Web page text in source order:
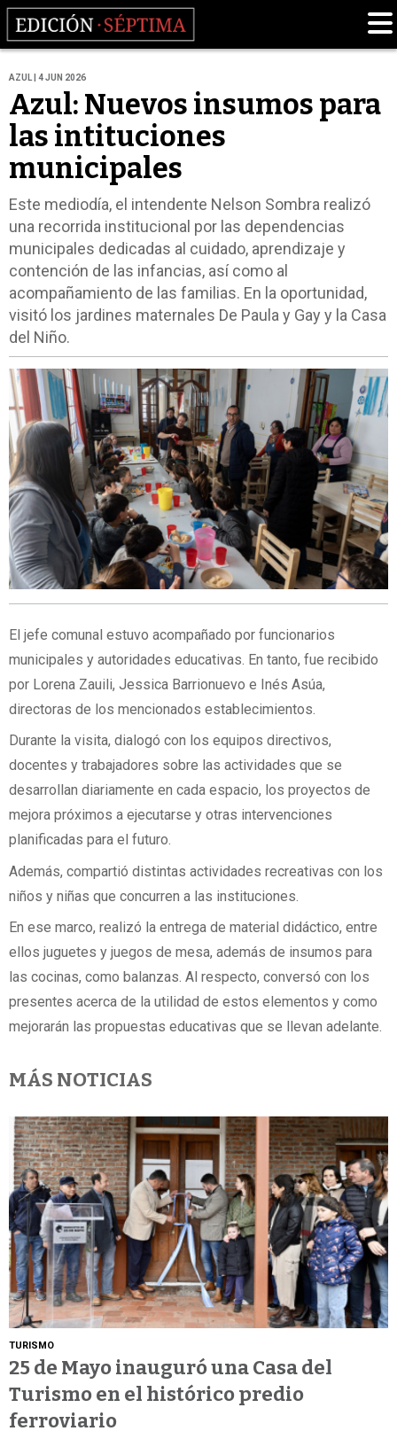
AZUL | 4 JUN 2026
Azul: Nuevos insumos para
las intituciones
municipales
Este mediodía, el intendente Nelson Sombra realizó
una recorrida institucional por las dependencias
municipales dedicadas al cuidado, aprendizaje y
contención de las infancias, así como al
acompañamiento de las familias. En la oportunidad,
visitó los jardines maternales De Paula y Gay y la Casa
del Niño.
El jefe comunal estuvo acompañado por funcionarios
municipales y autoridades educativas. En tanto, fue recibido
por Lorena Zauili, Jessica Barrionuevo e Inés Asúa,
directoras de los mencionados establecimientos.
Durante la visita, dialogó con los equipos directivos,
docentes y trabajadores sobre las actividades que se
desarrollan diariamente en cada espacio, los proyectos de
mejora próximos a ejecutarse y otras intervenciones
planificadas para el futuro.
Además, compartió distintas actividades recreativas con los
niños y niñas que concurren a las instituciones.
En ese marco, realizó la entrega de material didáctico, entre
ellos juguetes y juegos de mesa, además de insumos para
las cocinas, como balanzas. Al respecto, conversó con los
presentes acerca de la utilidad de estos elementos y como
mejorarán las propuestas educativas que se llevan adelante.
MÁS NOTICIAS
TURISMO
25 de Mayo inauguró una Casa del
Turismo en el histórico predio
ferroviario